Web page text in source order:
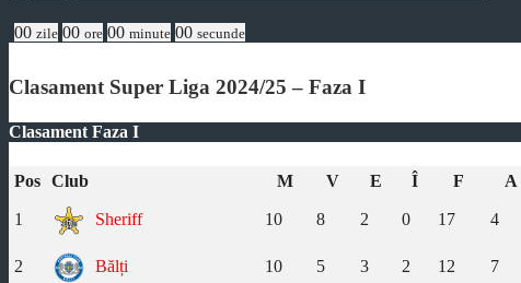
00 zile 00 ore 00 minute 00 secunde
Clasament Super Liga 2024/25 – Faza I
Clasament Faza I
Pos Club M V E Î F A
1 Sheriff 10 8 2 0 17 4
2 Bălți 10 5 3 2 12 7